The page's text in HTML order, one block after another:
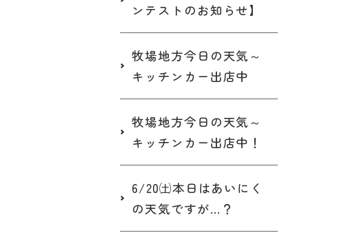
ンテストのお知らせ】
牧場地方今日の天気～
キッチンカー出店中
牧場地方今日の天気～
キッチンカー出店中！
6/20㈯本日はあいにく
の天気ですが…？